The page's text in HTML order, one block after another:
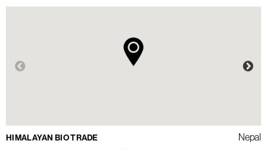
HIMALAYAN BIO TRADE Nepal